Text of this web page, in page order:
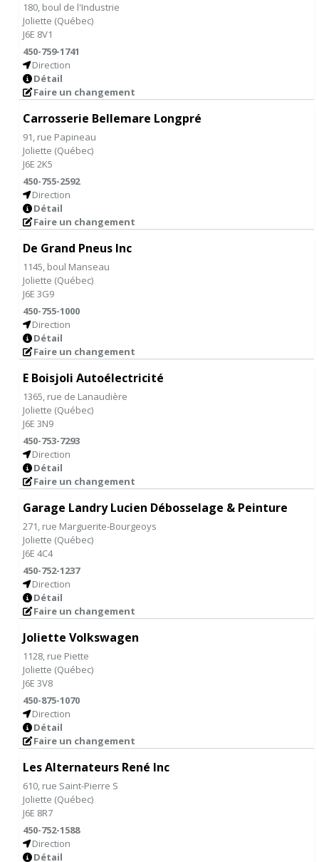
180, boul de l'Industrie
Joliette (Québec)
J6E 8V1
450-759-1741
Direction
Détail
Faire un changement
Carrosserie Bellemare Longpré
91, rue Papineau
Joliette (Québec)
J6E 2K5
450-755-2592
Direction
Détail
Faire un changement
De Grand Pneus Inc
1145, boul Manseau
Joliette (Québec)
J6E 3G9
450-755-1000
Direction
Détail
Faire un changement
E Boisjoli Autoélectricité
1365, rue de Lanaudière
Joliette (Québec)
J6E 3N9
450-753-7293
Direction
Détail
Faire un changement
Garage Landry Lucien Débosselage & Peinture
271, rue Marguerite-Bourgeoys
Joliette (Québec)
J6E 4C4
450-752-1237
Direction
Détail
Faire un changement
Joliette Volkswagen
1128, rue Piette
Joliette (Québec)
J6E 3V8
450-875-1070
Direction
Détail
Faire un changement
Les Alternateurs René Inc
610, rue Saint-Pierre S
Joliette (Québec)
J6E 8R7
450-752-1588
Direction
Détail